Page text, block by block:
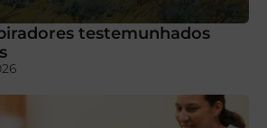
testemunhados